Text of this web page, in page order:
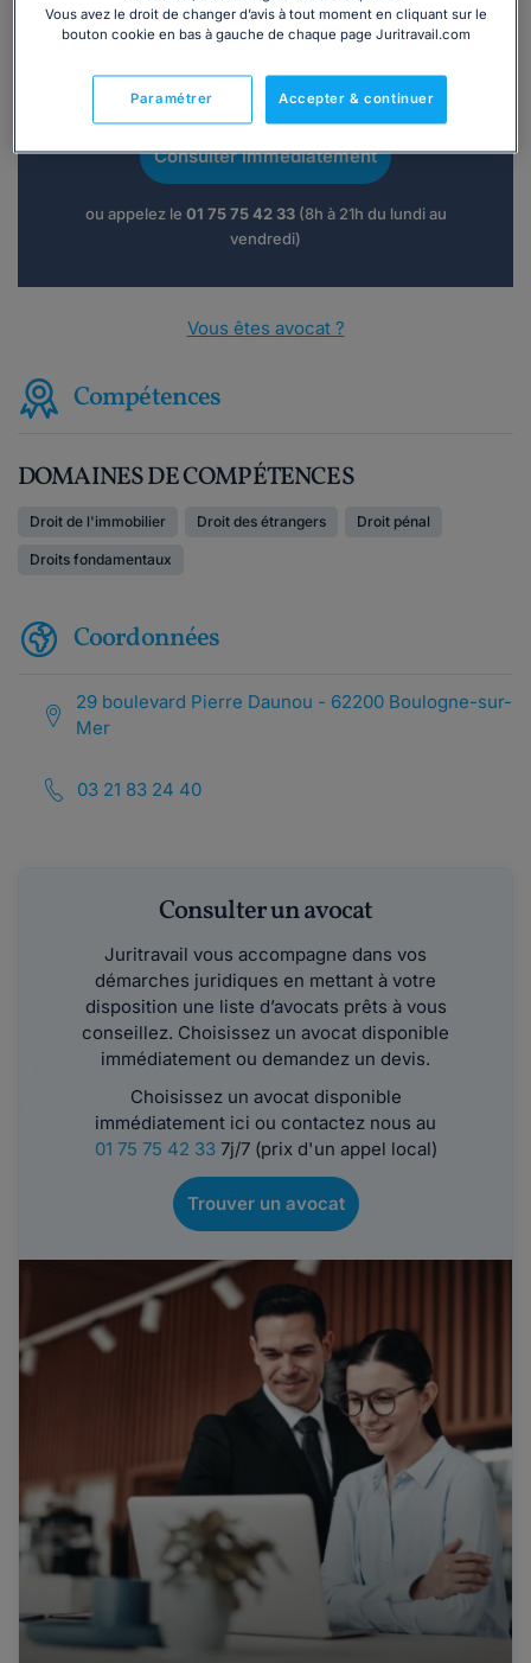
Vous souhaitez une consultation par
téléphone ?
Consulter immédiatement
ou appelez le 01 75 75 42 33(8h à 21h du lundi au
vendredi)
Vous êtes avocat ?
Compétences
DOMAINES DE COMPÉTENCES
Droit de l'immobilier Droit des étrangers Droit pénal
Droits fondamentaux
Coordonnées
29 boulevard Pierre Daunou - 62200 Boulogne-sur-
Mer
03 21 83 24 40
Consulter un avocat
Juritravail vous accompagne dans vos
démarches juridiques en mettant à votre
disposition une liste d’avocats prêts à vous
conseillez. Choisissez un avocat disponible
immédiatement ou demandez un devis.
Choisissez un avocat disponible
immédiatement ici ou contactez nous au
01 75 75 42 337j/7 (prix d'un appel local)
Trouver un avocat
Vous avez le droit de changer d’avis à tout moment en cliquant sur le
bouton cookie en bas à gauche de chaque page Juritravail.com
Accepter & continuer
Paramétrer